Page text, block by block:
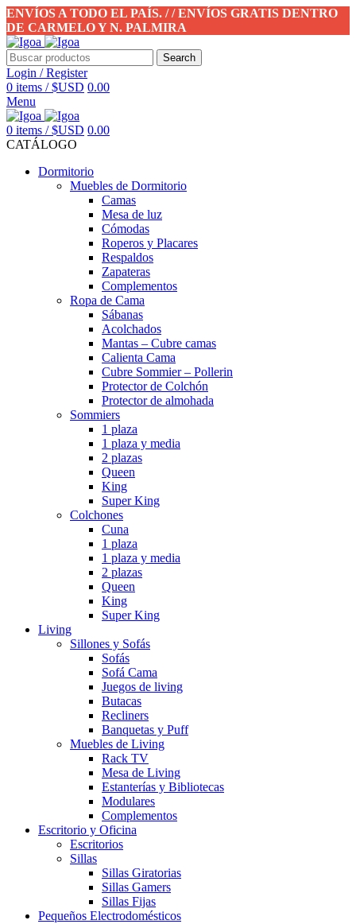
ENVÍOS A TODO EL PAÍS. / / ENVÍOS GRATIS DENTRO
DE CARMELO Y N. PALMIRA
Search
Login / Register
0 items / $USD 0.00
Menu
0 items / $USD 0.00
CATÁLOGO
Dormitorio
Muebles de Dormitorio
Camas
Mesa de luz
Cómodas
Roperos y Placares
Respaldos
Zapateras
Complementos
Ropa de Cama
Sábanas
Acolchados
Mantas – Cubre camas
Calienta Cama
Cubre Sommier – Pollerin
Protector de Colchón
Protector de almohada
Sommiers
1 plaza
1 plaza y media
2 plazas
Queen
King
Super King
Colchones
Cuna
1 plaza
1 plaza y media
2 plazas
Queen
King
Super King
Living
Sillones y Sofás
Sofás
Sofá Cama
Juegos de living
Butacas
Recliners
Banquetas y Puff
Muebles de Living
Rack TV
Mesa de Living
Estanterías y Bibliotecas
Modulares
Complementos
Escritorio y Oficina
Escritorios
Sillas
Sillas Giratorias
Sillas Gamers
Sillas Fijas
Pequeños Electrodomésticos